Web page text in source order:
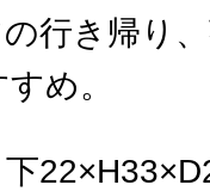
行き帰り
め。